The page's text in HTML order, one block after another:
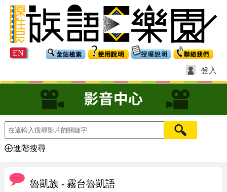
EN
登入
進階搜尋
魯凱族 - 霧台魯凱語